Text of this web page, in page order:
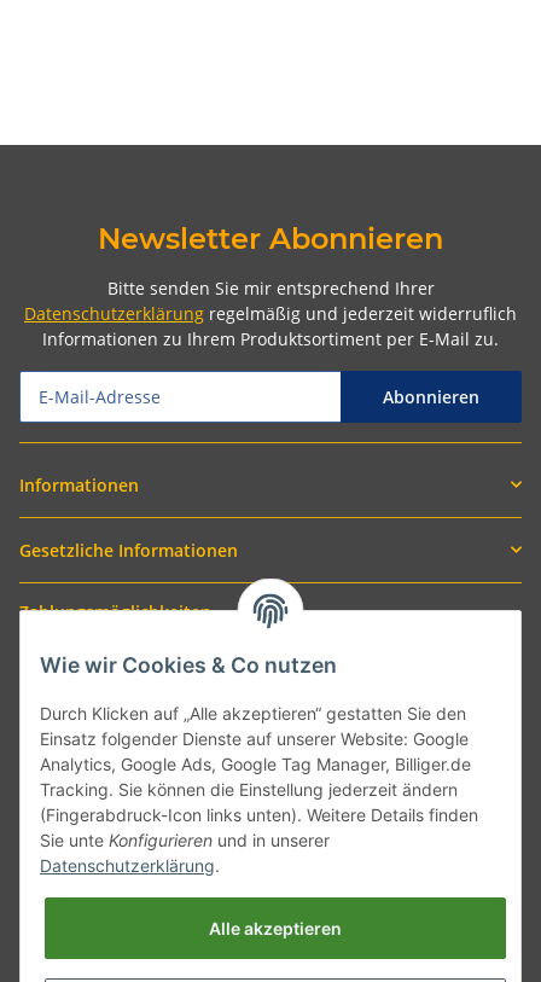
Newsletter Abonnieren
Bitte senden Sie mir entsprechend Ihrer
Datenschutzerklärung regelmäßig und jederzeit widerruflich
Informationen zu Ihrem Produktsortiment per E-Mail zu.
Abonnieren
Informationen
Gesetzliche Informationen
Zahlungsmöglichkeiten
Versand mit
Wie wir Cookies & Co nutzen
Durch Klicken auf „Alle akzeptieren“ gestatten Sie den
Einsatz folgender Dienste auf unserer Website: Google
Analytics, Google Ads, Google Tag Manager, Billiger.de
Tracking. Sie können die Einstellung jederzeit ändern
(Fingerabdruck-Icon links unten). Weitere Details finden
Sie unte Konfigurieren und in unserer
Datenschutzerklärung.
Alle akzeptieren